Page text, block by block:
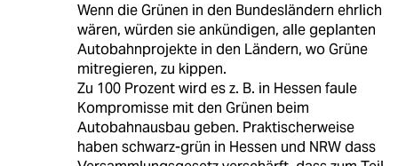
Wenn die Grünen in den Bundesländern ehrlich
wären, würden sie ankündigen, alle geplanten
Autobahnprojekte in den Ländern, wo Grüne
mitregieren, zu kippen.
Zu 100 Prozent wird es z. B. in Hessen faule
Kompromisse mit den Grünen beim
Autobahnausbau geben. Praktischerweise
haben schwarz-grün in Hessen und NRW dass